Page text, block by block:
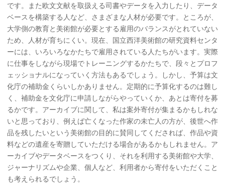
です。また欧文文献を取扱える司書やデータを入力したり、データ
ベースを構築する人など、さまざまな人材が必要です。ところが、
大学側の教育と美術館が必要とする雇用のバランスがとれていない
ため、人材が育ちにくい。現在、国立西洋美術館の研究資料センタ
ーには、いろいろなかたちで雇用されている人たちがいます。実際
に仕事をしながら現場でトレーニングするかたちで、段々とプロフ
ェッショナルになっていく方法もあるでしょう。しかし、予算は文
化庁の補助金くらいしかありません。定期的に予算化するのは難し
く、補助金を文化庁に申請しながらやっていくか、あとは寄付を募
るかです。アーカイブに関して、私は案外寄付が集まるかもしれな
いと思っており、例えば亡くなった作家の未亡人の方が、後世へ作
品を残したいという美術館の目的に賛同してくだされば、作品や資
料などの遺産を寄贈していただける場合があるかもしれません。ア
ーカイブやデータベースをつくり、それを利用する美術館や大学、
ジャーナリズムや企業、個人など、利用者から寄付をいただくこと
も考えられるでしょう。